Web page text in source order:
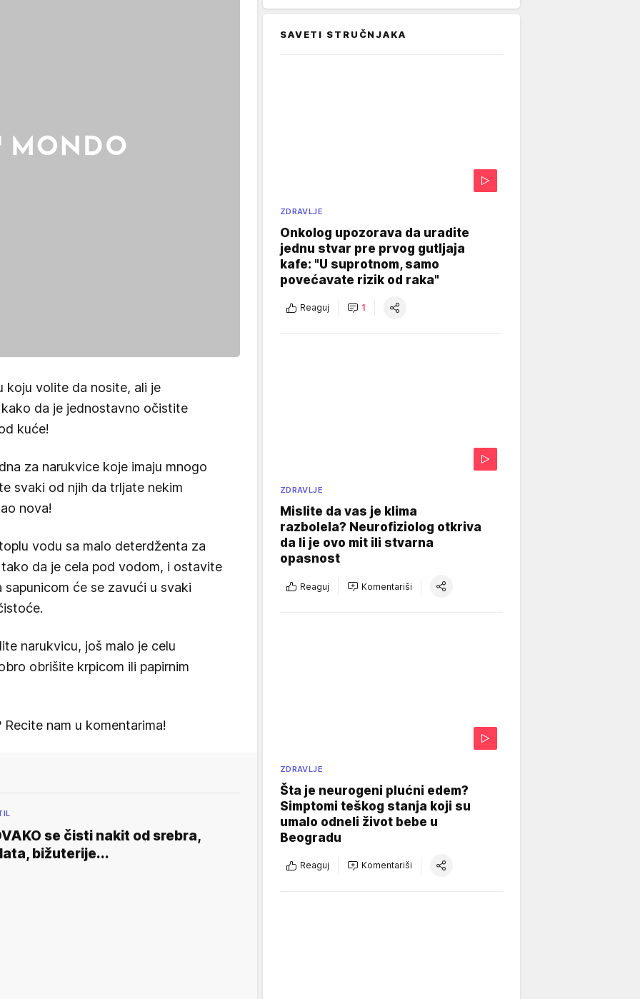
koju volite da nosite, ali je
da je jednostavno očistite
kuće!
za narukvice koje imaju mnogo
svaki od njih da trljate nekim
nova!
vodu sa malo deterdženta za
da je cela pod vodom, i ostavite
sapunicom će se zavući u svaki
narukvicu, još malo je celu
obrišite krpicom ili papirnim
nam u komentarima!
se čisti nakit od srebra,
bižuterije...
SAVETI STRUČNJAKA
ZDRAVLJE
Onkolog upozorava da uradite
jednu stvar pre prvog gutljaja
kafe: "U suprotnom, samo
povećavate rizik od raka"
Reaguj 1
ZDRAVLJE
Mislite da vas je klima
razbolela? Neurofiziolog otkriva
da li je ovo mit ili stvarna
opasnost
Reaguj Komentariši
ZDRAVLJE
Šta je neurogeni plućni edem?
Simptomi teškog stanja koji su
umalo odneli život bebe u
Beogradu
Reaguj Komentariši